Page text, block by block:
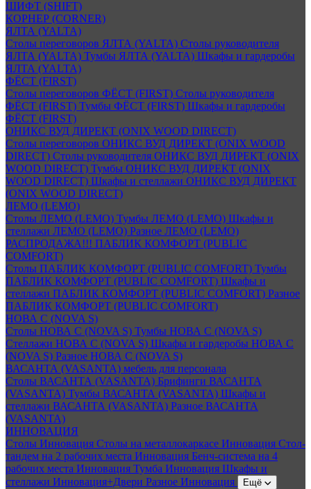
ШИФТ (SHIFT)
КОРНЕР (CORNER)
ЯЛТА (YALTA)
Столы переговоров ЯЛТА (YALTA) Столы руководителя
ЯЛТА (YALTA) Тумбы ЯЛТА (YALTA) Шкафы и гардеробы
ЯЛТА (YALTA)
ФЁСТ (FIRST)
Столы переговоров ФЁСТ (FIRST) Столы руководителя
ФЁСТ (FIRST) Тумбы ФЁСТ (FIRST) Шкафы и гардеробы
ФЁСТ (FIRST)
ОНИКС ВУД ДИРЕКТ (ONIX WOOD DIRECT)
Столы переговоров ОНИКС ВУД ДИРЕКТ (ONIX WOOD
DIRECT) Столы руководителя ОНИКС ВУД ДИРЕКТ (ONIX
WOOD DIRECT) Тумбы ОНИКС ВУД ДИРЕКТ (ONIX
WOOD DIRECT) Шкафы и стеллажи ОНИКС ВУД ДИРЕКТ
(ONIX WOOD DIRECT)
ЛЕМО (LEMO)
Столы ЛЕМО (LEMO) Тумбы ЛЕМО (LEMO) Шкафы и
стеллажи ЛЕМО (LEMO) Разное ЛЕМО (LEMO)
РАСПРОДАЖА!!! ПАБЛИК КОМФОРТ (PUBLIC
COMFORT)
Столы ПАБЛИК КОМФОРТ (PUBLIC COMFORT) Тумбы
ПАБЛИК КОМФОРТ (PUBLIC COMFORT) Шкафы и
стеллажи ПАБЛИК КОМФОРТ (PUBLIC COMFORT) Разное
ПАБЛИК КОМФОРТ (PUBLIC COMFORT)
НОВА С (NOVA S)
Столы НОВА С (NOVA S) Тумбы НОВА С (NOVA S)
Стеллажи НОВА С (NOVA S) Шкафы и гардеробы НОВА С
(NOVA S) Разное НОВА С (NOVA S)
ВАСАНТА (VASANTA) мебель для персонала
Столы ВАСАНТА (VASANTA) Брифинги ВАСАНТА
(VASANTA) Тумбы ВАСАНТА (VASANTA) Шкафы и
стеллажи ВАСАНТА (VASANTA) Разное ВАСАНТА
(VASANTA)
ИННОВАЦИЯ
Столы Инновация Столы на металлокаркасе Инновация Стол-
тандем на 2 рабочих места Инновация Бенч-система на 4
рабочих места Инновация Тумба Инновация Шкафы и
стеллажи Инновация+Двери Разное Инновация Ещё